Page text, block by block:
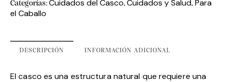
Categorías:Cuidados del Casco,Cuidados y Salud, Para
el Caballo
DESCRIPCIÓN INFORMACIÓN ADICIONAL
El casco es una estructura natural que requiere una